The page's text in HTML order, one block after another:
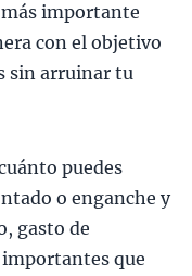
importante
con el objetivo
sin arruinar tu
puedes
o enganche y
gasto de
que